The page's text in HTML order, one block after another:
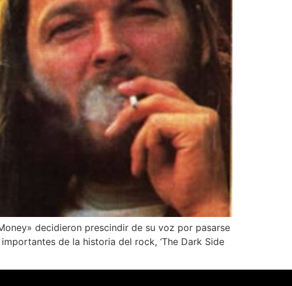
decidieron prescindir de su voz por pasarse
de la historia del rock, ‘The Dark Side